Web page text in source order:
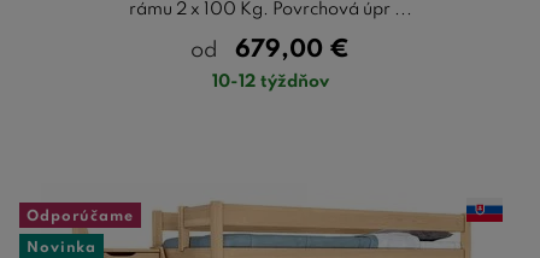
rámu 2 x 100 Kg. Povrchová úpr ...
od 679,00 €
10-12 týždňov
Odporúčame
Novinka